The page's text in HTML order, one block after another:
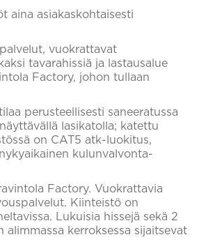
aina asiakaskohtaisesti
vuokrattavat
tavarahissiä ja lastausalue
Factory, johon tullaan
perusteellisesti saneeratussa
lasikatolla; katettu
on CAT5 atk-luokitus,
kulunvalvonta-
Factory. Vuokrattavia
Kiinteistö on
Lukuisia hissejä sekä 2
alimmassa kerroksessa sijaitsevat